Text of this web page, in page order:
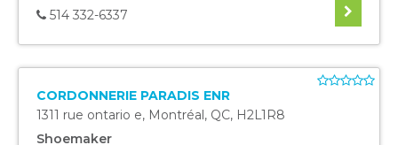
514 332-6337
CORDONNERIE PARADIS ENR
1311 rue ontario e, Montréal, QC, H2L1R8
Shoemaker